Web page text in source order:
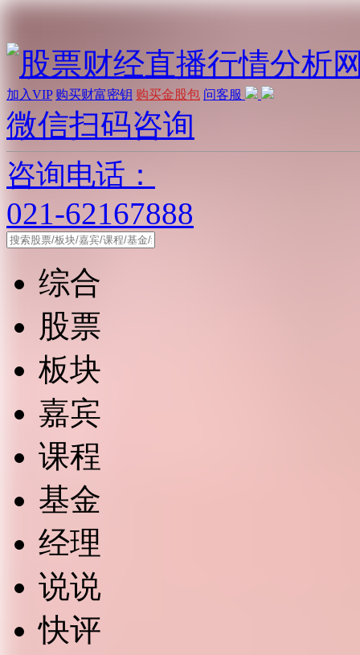
加入VIP 购买财富密钥 购买金股包 问客服
微信扫码咨询
咨询电话：
021-62167888
综合
股票
板块
嘉宾
课程
基金
经理
说说
快评